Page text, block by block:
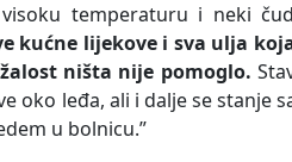
temperaturu i neki
kućne lijekove i sva ulja
ništa nije pomoglo.
oko leđa, ali i dalje se
u bolnicu.”